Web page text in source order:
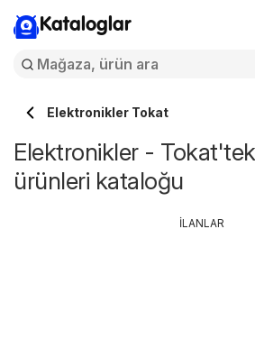
Kataloglar
Elektronikler Tokat
Elektronikler -
ürünleri kataloğu
İLANLAR